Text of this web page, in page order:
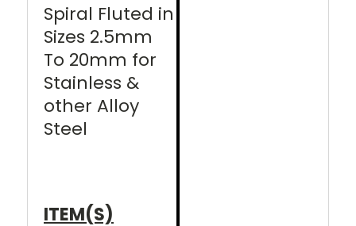
Spiral Fluted in
Sizes 2.5mm
To 20mm for
Stainless &
other Alloy
Steel
ITEM(S)